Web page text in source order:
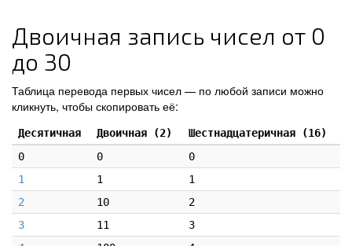
Двоичная запись чисел от 0
до 30
Таблица перевода первых чисел — по любой записи можно
кликнуть, чтобы скопировать её:
Десятичная Двоичная (2)
Шестнадцатеричная (16)
0
0
0
1
1
1
2
10
2
3
11
3